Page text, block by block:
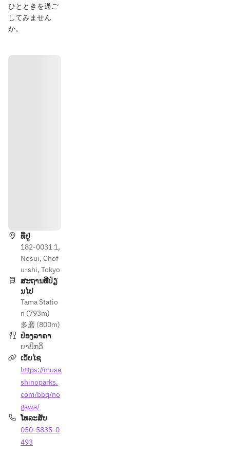
ひとときを過ご
してみません
か。
ທີ່ຢູ່
182-0031 1,
Nosui, Chof
u-shi, Tokyo
ສະຖານທີ່ປ່ຽ
ນໄປ
Tama Statio
n (793m)
多磨 (800m)
ປ່ອງລາຄາ
ບາບິກວິ
ເວັບໄຊ
https://musa
shinoparks.
com/bbq/no
gawa/
ໂທລະສັບ
050-5835-0
493